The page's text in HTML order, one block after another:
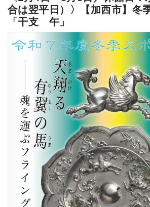
合は翌平日）〉【加西市】冬
「干支 午」